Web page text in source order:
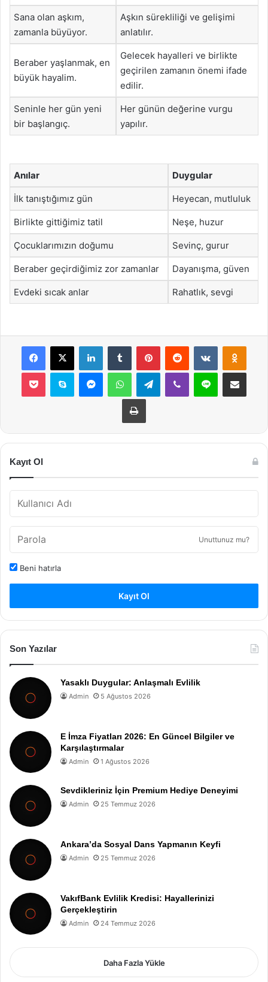
Sana olan aşkım,
zamanla büyüyor.
Aşkın sürekliliği ve gelişimi
anlatılır.
Beraber yaşlanmak, en
büyük hayalim.
Gelecek hayalleri ve birlikte
geçirilen zamanın önemi ifade
edilir.
Seninle her gün yeni
bir başlangıç.
Her günün değerine vurgu
yapılır.
Anılar Duygular
İlk tanıştığımız gün Heyecan, mutluluk
Birlikte gittiğimiz tatil Neşe, huzur
Çocuklarımızın doğumu Sevinç, gurur
Beraber geçirdiğimiz zor zamanlar Dayanışma, güven
Evdeki sıcak anlar Rahatlık, sevgi
Facebook
X LinkedInTumblr PinterestReddit VKontakte
Pocket Skype MessengerWhatsAppTelegramViber Line E-Posta ile
Yazdır
Kayıt Ol
Unuttunuz mu?
Beni hatırla
Kayıt Ol
Son Yazılar
Yasaklı Duygular: Anlaşmalı Evlilik
Admin 5 Ağustos 2026
E İmza Fiyatları 2026: En Güncel Bilgiler ve
Karşılaştırmalar
Admin 1 Ağustos 2026
Sevdikleriniz İçin Premium Hediye Deneyimi
Admin 25 Temmuz 2026
Ankara’da Sosyal Dans Yapmanın Keyfi
Admin 25 Temmuz 2026
VakıfBank Evlilik Kredisi: Hayallerinizi
Gerçekleştirin
Admin 24 Temmuz 2026
Daha Fazla Yükle